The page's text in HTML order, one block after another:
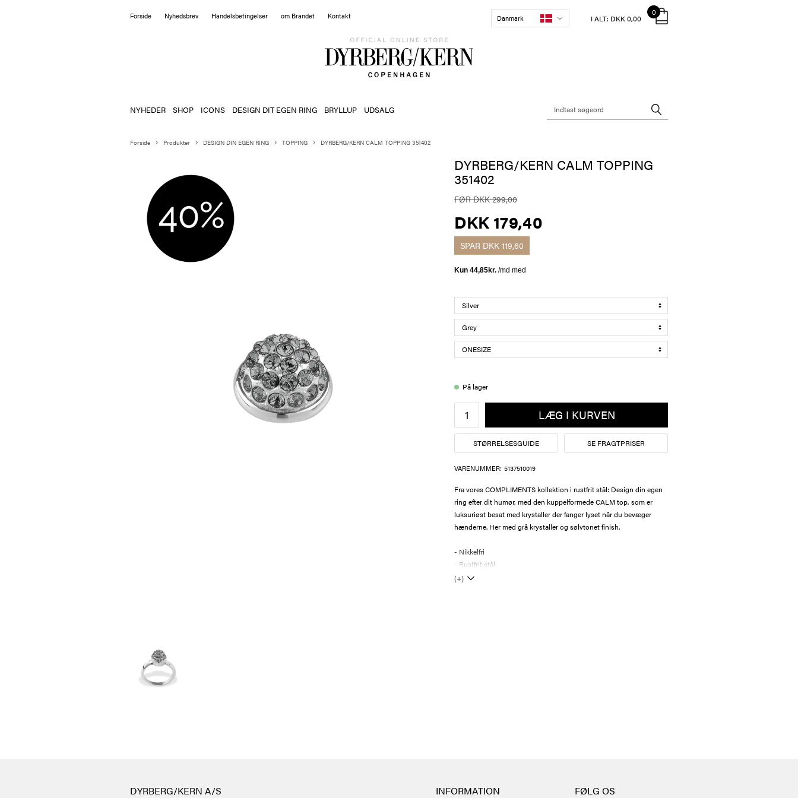
Forside Nyhedsbrev Handelsbetingelser om Brandet Kontakt Danmark
0
I ALT: DKK 0,00
NYHEDER SHOP ICONS DESIGN DIT EGEN RING BRYLLUP UDSALG
Forside Produkter DESIGN DIN EGEN RING TOPPING DYRBERG/KERN CALM TOPPING 351402
DYRBERG/KERN CALM TOPPING
351402
FØR DKK 299,00
DKK 179,40
SPAR DKK 119,60
På lager
LÆG I KURVEN
STØRRELSESGUIDE SE FRAGTPRISER
VARENUMMER: 5137510019
Fra vores COMPLIMENTS kollektion i rustfrit stål: Design din egen
ring efter dit humør, med den kuppelformede CALM top, som er
luksuriøst besat med krystaller der fanger lyset når du bevæger
hænderne. Her med grå krystaller og sølvtonet finish.
- Nikkelfri
- Rustfrit stål
(+)
DYRBERG/KERN A/S INFORMATION FØLG OS